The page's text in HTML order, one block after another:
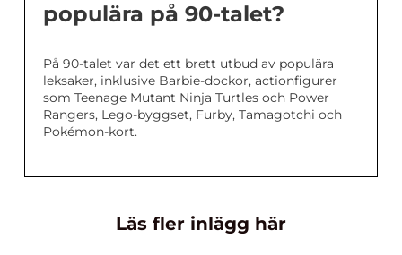
populära på 90-talet?
På 90-talet var det ett brett utbud av populära
leksaker, inklusive Barbie-dockor, actionfigurer
som Teenage Mutant Ninja Turtles och Power
Rangers, Lego-byggset, Furby, Tamagotchi och
Pokémon-kort.
Läs fler inlägg här